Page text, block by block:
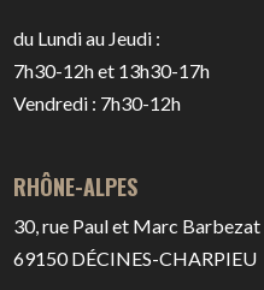
du Lundi au Jeudi :
7h30-12h et 13h30-17h
Vendredi : 7h30-12h
RHÔNE-ALPES
30, rue Paul et Marc Barbezat
69150DÉCINES-CHARPIEU